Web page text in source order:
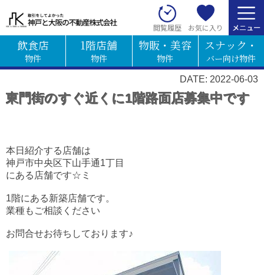
閲覧履歴 お気に入り
飲食店
物件
1階店舗
物件
物販・美容
物件
スナック・
バー向け物件
DATE: 2022-06-03
東門街のすぐ近くに1階路面店募集中です
本日紹介する店舗は
神戸市中央区下山手通1丁目
にある店舗です☆ミ
1階にある新築店舗です。
業種もご相談ください
お問合せお待ちしております♪